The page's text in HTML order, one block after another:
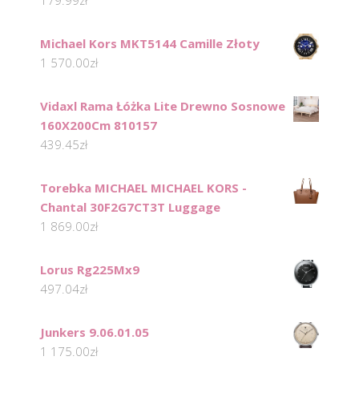
Michael Kors MKT5144 Camille Złoty
1 570.00zł
Vidaxl Rama Łóżka Lite Drewno Sosnowe
160X200Cm 810157
439.45zł
Torebka MICHAEL MICHAEL KORS -
Chantal 30F2G7CT3T Luggage
1 869.00zł
Lorus Rg225Mx9
497.04zł
Junkers 9.06.01.05
1 175.00zł